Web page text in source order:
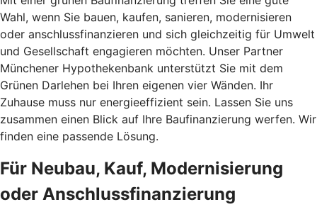
Wahl, wenn Sie bauen, kaufen, sanieren, modernisieren
oder anschlussfinanzieren und sich gleichzeitig für Umwelt
und Gesellschaft engagieren möchten. Unser Partner
Münchener Hypothekenbank unterstützt Sie mit dem
Grünen Darlehen bei Ihren eigenen vier Wänden. Ihr
Zuhause muss nur energieeffizient sein. Lassen Sie uns
zusammen einen Blick auf Ihre Baufinanzierung werfen. Wir
finden eine passende Lösung.
Für Neubau, Kauf, Modernisierung
oder Anschlussfinanzierung